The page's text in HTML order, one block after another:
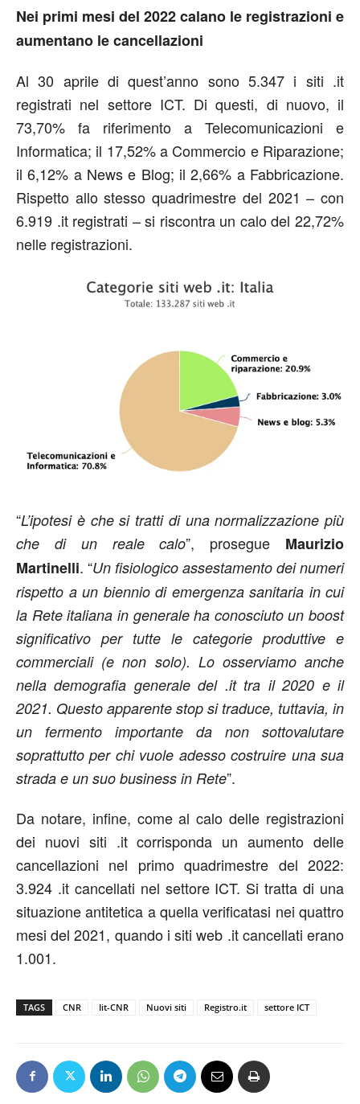
Nei primi mesi del 2022 calano le registrazioni e
aumentano le cancellazioni
Al 30 aprile di quest’anno sono 5.347 i siti .it
registrati nel settore ICT. Di questi, di nuovo, il
73,70% fa riferimento a Telecomunicazioni e
Informatica; il 17,52% a Commercio e Riparazione;
il 6,12% a News e Blog; il 2,66% a Fabbricazione.
Rispetto allo stesso quadrimestre del 2021 – con
6.919 .it registrati – si riscontra un calo del 22,72%
nelle registrazioni.
“L’ipotesi è che si tratti di una normalizzazione più
che di un reale calo”, prosegue Maurizio
Martinelli. “Un fisiologico assestamento dei numeri
rispetto a un biennio di emergenza sanitaria in cui
la Rete italiana in generale ha conosciuto un boost
significativo per tutte le categorie produttive e
commerciali (e non solo). Lo osserviamo anche
nella demografia generale del .it tra il 2020 e il
2021. Questo apparente stop si traduce, tuttavia, in
un fermento importante da non sottovalutare
soprattutto per chi vuole adesso costruire una sua
strada e un suo business in Rete”.
Da notare, infine, come al calo delle registrazioni
dei nuovi siti .it corrisponda un aumento delle
cancellazioni nel primo quadrimestre del 2022:
3.924 .it cancellati nel settore ICT. Si tratta di una
situazione antitetica a quella verificatasi nei quattro
mesi del 2021, quando i siti web .it cancellati erano
1.001.
TAGS CNR Iit-CNR Nuovi siti Registro.it settore ICT